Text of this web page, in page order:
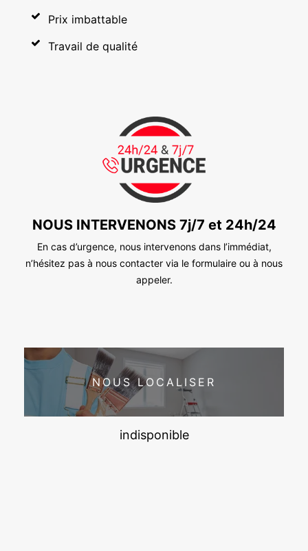
Prix imbattable
Travail de qualité
NOUS INTERVENONS 7j/7 et 24h/24
En cas d’urgence, nous intervenons dans l’immédiat,
n’hésitez pas à nous contacter via le formulaire ou à nous
appeler.
NOUS LOCALISER
indisponible